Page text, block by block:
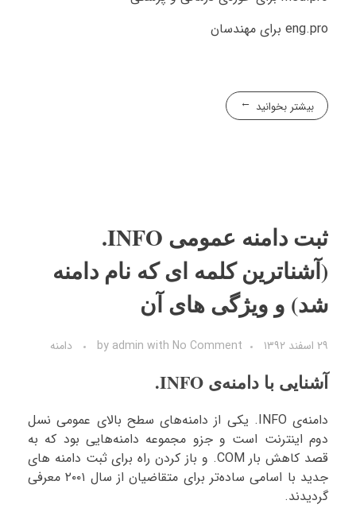
eng.pro برای مهندسان
بیشتر بخوانید
ثبت دامنه عمومی INFO.
(آشناترین کلمه ای که نام دامنه
شد) و ویژگی های آن
۲۹ اسفند ۱۳۹۲ by admin with No Comment دامنه
آشنایی با دامنه‌ی INFO.
دامنه‌ی INFO. یکی از دامنه‌های سطح بالای عمومی نسل
دوم اینترنت است و جزو مجموعه دامنه‌هایی بود که به
قصد کاهش بار COM. و باز کردن راه برای ثبت دامنه های
جدید با اسامی ساده‌تر برای متقاضیان از سال ۲۰۰۱ معرفی
گردیدند.